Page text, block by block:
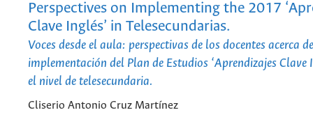
Perspectives on Implementing the 2017
Clave Inglés’ in Telesecundarias.
Voces desde el aula: perspectivas de los docentes acerca
implementación del Plan de Estudios ‘Aprendizajes Clave
el nivel de telesecundaria.
Cliserio Antonio Cruz Martínez